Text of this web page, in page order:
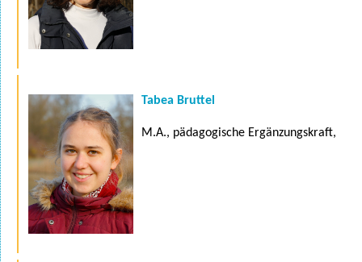
Tabea Bruttel
M.A., pädagogische Ergänzungskraft,